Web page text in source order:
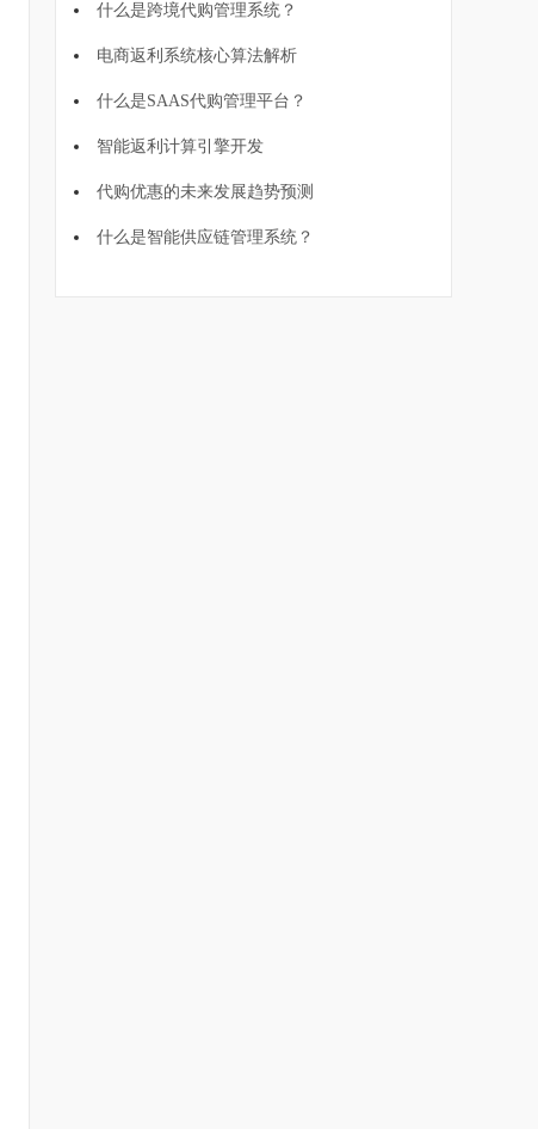
什么是跨境代购管理系统？
电商返利系统核心算法解析
什么是SAAS代购管理平台？
智能返利计算引擎开发
代购优惠的未来发展趋势预测
什么是智能供应链管理系统？